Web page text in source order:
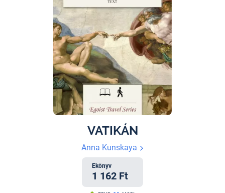
VATIKÁN
Anna Kunskaya
Ekönyv
1 162 Ft